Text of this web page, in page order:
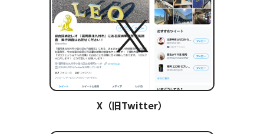
X（旧Twitter）